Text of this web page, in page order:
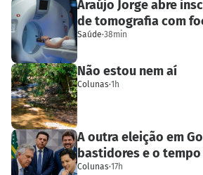
Araújo Jorge abre
de tomografia com
Saúde·38min
Não estou nem aí
Colunas·1h
A outra eleição em
bastidores e o
Colunas·17h